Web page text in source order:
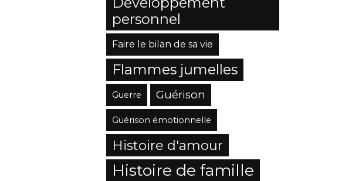
personnel
Faire le bilan de sa vie
Flammes jumelles
Guerre Guérison
Guérison émotionnelle
Histoire d'amour
Histoire de famille